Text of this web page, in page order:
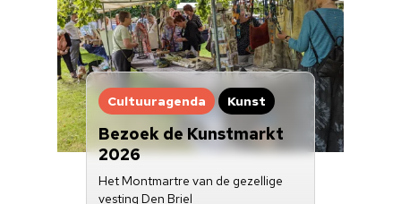
Cultuuragenda Kunst
Bezoek de Kunstmarkt
2026
Het Montmartre van de gezellige
vesting Den Briel